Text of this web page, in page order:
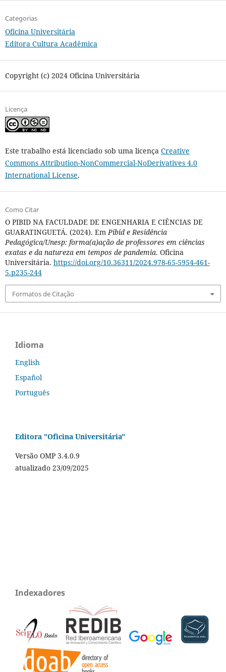
Categorias
Oficina Universitária
Editora Cultura Acadêmica
Copyright (c) 2024 Oficina Universitária
Licença
Este trabalho está licenciado sob uma licença Creative
Commons Attribution-NonCommercial-NoDerivatives 4.0
International License.
Como Citar
O PIBID NA FACULDADE DE ENGENHARIA E CIÊNCIAS DE
GUARATINGUETÁ. (2024). EmPibid e Residência
Pedagógica/Unesp: forma(a)ação de professores em ciências
exatas e da natureza em tempos de pandemia. Oficina
Universitária. https://doi.org/10.36311/2024.978-65-5954-461-
5.p235-244
Formatos de Citação
Idioma
English
Español
Português
Editora "Oficina Universitária"
Versão OMP 3.4.0.9
atualizado 23/09/2025
Indexadores